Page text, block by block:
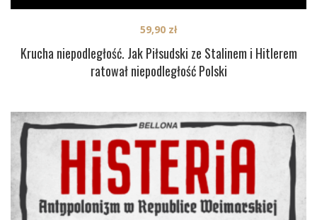
Krucha niepodległość. Jak Piłsudski ze Stalinem i Hitlerem
ratował niepodległość Polski
59,90 zł